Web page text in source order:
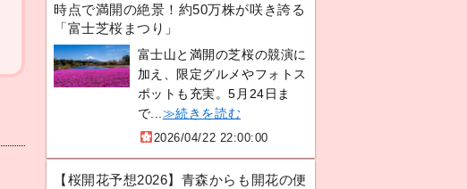
時点で満開の絶景！約50万株が咲き誇る
「富士芝桜まつり」
富士山と満開の芝桜の競演に
加え、限定グルメやフォトス
ポットも充実。5月24日ま
で... ≫続きを読む
2026/04/22 22:00:00
【桜開花予想2026】青森からも開花の便